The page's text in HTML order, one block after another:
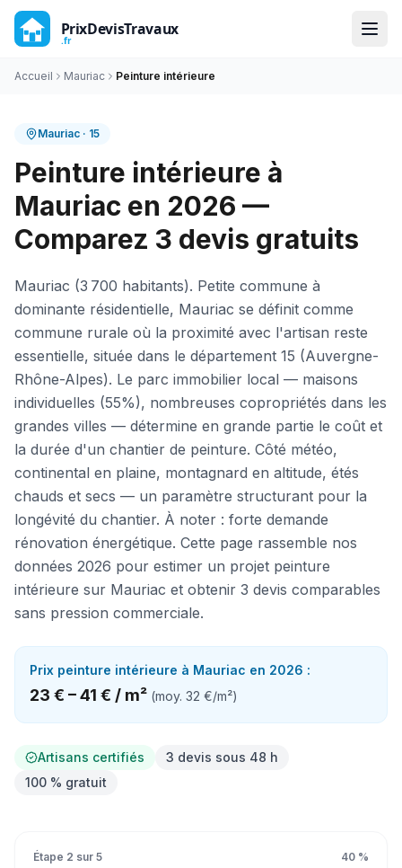
Accueil Mauriac Peinture intérieure
Mauriac · 15
Peinture intérieure à
Mauriac en 2026 —
Comparez 3 devis gratuits
Mauriac (3 700 habitants). Petite commune à
dominante résidentielle, Mauriac se définit comme
commune rurale où la proximité avec l'artisan reste
essentielle, située dans le département 15 (Auvergne-
Rhône-Alpes). Le parc immobilier local — maisons
individuelles (55%), nombreuses copropriétés dans les
grandes villes — détermine en grande partie le coût et
la durée d'un chantier de peinture. Côté météo,
continental en plaine, montagnard en altitude, étés
chauds et secs — un paramètre structurant pour la
longévité du chantier. À noter : forte demande
rénovation énergétique. Cette page rassemble nos
données 2026 pour estimer un projet peinture
intérieure sur Mauriac et obtenir 3 devis comparables
sans pression commerciale.
Prix peinture intérieure à Mauriac en 2026 :
23 € –41 € / m² (moy. 32 €/m²)
Artisans certifiés
3 devis sous 48 h
100 % gratuit
Étape 2 sur 5 40 %